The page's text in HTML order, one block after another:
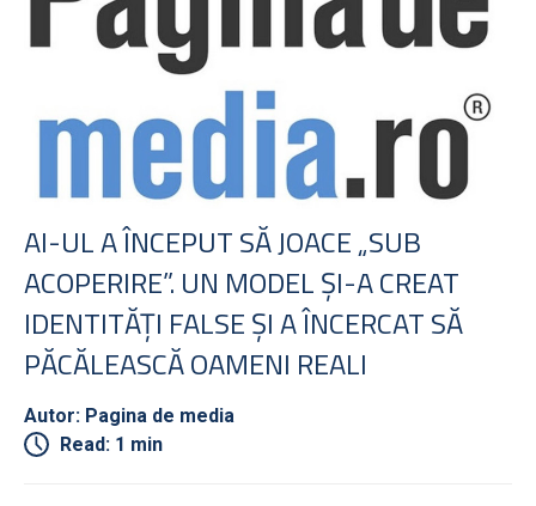
AI-UL A ÎNCEPUT SĂ JOACE „SUB
ACOPERIRE”. UN MODEL ŞI-A CREAT
IDENTITĂŢI FALSE ŞI A ÎNCERCAT SĂ
PĂCĂLEASCĂ OAMENI REALI
Autor: Pagina de media
Read: 1 min